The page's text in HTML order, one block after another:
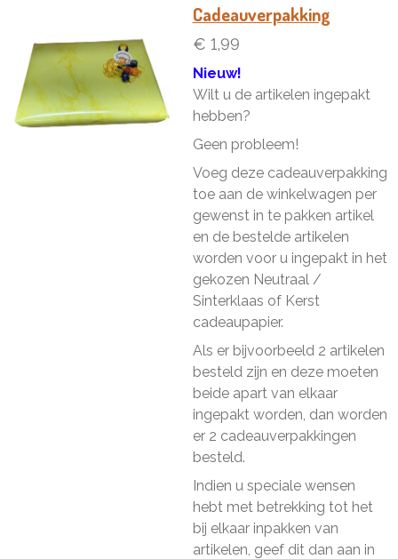
e
Cadeauverpakking
€ 1,99
Nieuw!
Wilt u de artikelen ingepakt
hebben?
Geen probleem!
Voeg deze cadeauverpakking
toe aan de winkelwagen per
gewenst in te pakken artikel
en de bestelde artikelen
worden voor u ingepakt in het
gekozen Neutraal /
Sinterklaas of Kerst
cadeaupapier.
Als er bijvoorbeeld 2 artikelen
besteld zijn en deze moeten
beide apart van elkaar
ingepakt worden, dan worden
er 2 cadeauverpakkingen
besteld.
Indien u speciale wensen
hebt met betrekking tot het
bij elkaar inpakken van
artikelen, geef dit dan aan in